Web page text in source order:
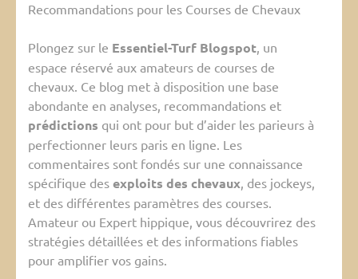
Recommandations pour les Courses de Chevaux
Plongez sur le Essentiel-Turf Blogspot, un
espace réservé aux amateurs de courses de
chevaux. Ce blog met à disposition une base
abondante en analyses, recommandations et
prédictions qui ont pour but d’aider les parieurs à
perfectionner leurs paris en ligne. Les
commentaires sont fondés sur une connaissance
spécifique des exploits des chevaux, des jockeys,
et des différentes paramètres des courses.
Amateur ou Expert hippique, vous découvrirez des
stratégies détaillées et des informations fiables
pour amplifier vos gains.